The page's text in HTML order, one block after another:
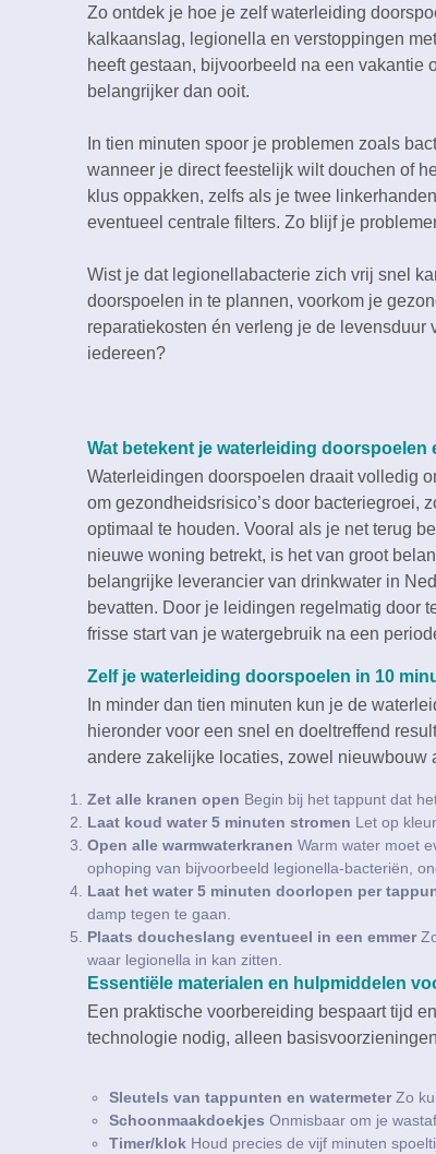
Zo ontdek je hoe je zelf waterleiding
kalkaanslag, legionella en verstoppingen
heeft gestaan, bijvoorbeeld na een
belangrijker dan ooit.​
In tien minuten spoor je problemen zoals
wanneer je direct feestelijk wilt douchen of
klus oppakken, zelfs als je twee
eventueel centrale filters.​ Zo blijf je
Wist je dat legionellabacterie zich vrij snel
doorspoelen in te plannen, voorkom je
reparatiekosten én verleng je de
iedereen?
Wat betekent je waterleiding doorspoelen
Waterleidingen doorspoelen draait volledig
om gezondheidsrisico’s door bacteriegroei,
optimaal te houden.​ Vooral als je net terug
nieuwe woning betrekt, is het van groot
belangrijke leverancier van drinkwater in
bevatten.​ Door je leidingen regelmatig door
frisse start van je watergebruik na een
Zelf je waterleiding doorspoelen in 10
In minder dan tien minuten kun je de
hieronder voor een snel en doeltreffend
andere zakelijke locaties, zowel nieuwbouw
Zet alle kranen open Begin bij het tappunt dat
Laat koud water 5 minuten stromen Let op
Open alle warmwaterkranen Warm water moet
ophoping van bijvoorbeeld legionella-bacteriën,
Laat het water 5 minuten doorlopen per
damp tegen te gaan.​
Plaats doucheslang eventueel in een emmer
waar legionella in kan zitten.​
Essentiële materialen en hulpmiddelen
Een praktische voorbereiding bespaart tijd
technologie nodig, alleen
Sleutels van tappunten en watermeterZo
Schoonmaakdoekjes Onmisbaar om je
Timer/klok Houd precies de vijf minuten